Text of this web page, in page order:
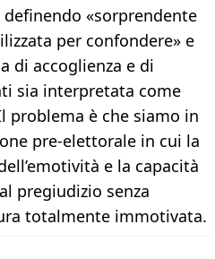
definendo «sorprendente
per confondere» e
di accoglienza e di
sia interpretata come
problema è che siamo in
pre-elettorale in cui la
e la capacità
pregiudizio senza
totalmente immotivata.